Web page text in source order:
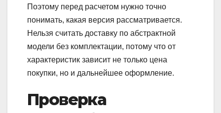
Поэтому перед расчетом нужно точно
понимать, какая версия рассматривается.
Нельзя считать доставку по абстрактной
модели без комплектации, потому что от
характеристик зависит не только цена
покупки, но и дальнейшее оформление.
Проверка